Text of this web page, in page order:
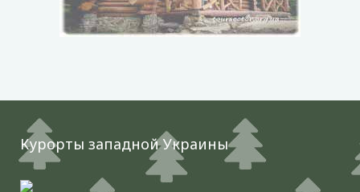
Курорты западной Украины